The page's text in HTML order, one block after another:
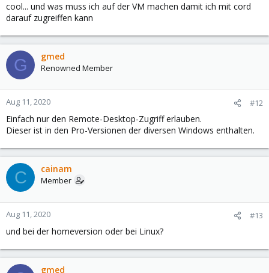
cool... und was muss ich auf der VM machen damit ich mit cord
darauf zugreiffen kann
G gmed
Renowned Member
Aug 11, 2020 #12
Einfach nur den Remote-Desktop-Zugriff erlauben.
Dieser ist in den Pro-Versionen der diversen Windows enthalten.
C cainam
Member
Aug 11, 2020 #13
und bei der homeversion oder bei Linux?
gmed